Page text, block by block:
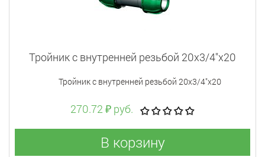
Тройник с внутренней резьбой 20x3/4"x20
Тройник с внутренней резьбой 20x3/4"x20
270.72 ₽ руб.
В корзину